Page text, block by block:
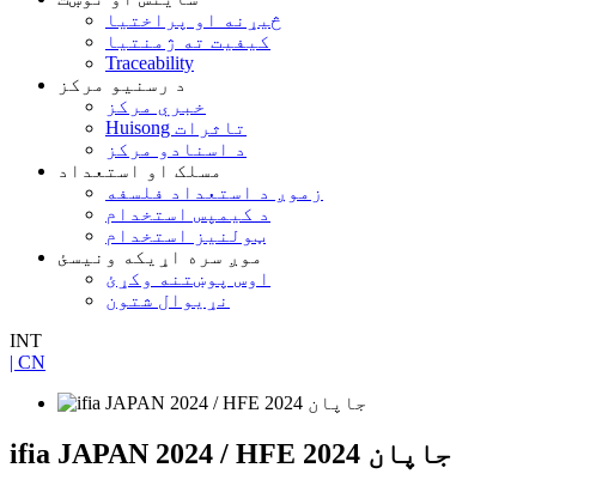
څیړنه او پراختیا
کیفیت ته ژمنتیا
Traceability
د رسنیو مرکز
خبري مرکز
Huisong تاثرات
د اسنادو مرکز
مسلک او استعداد
زموږ د استعداد فلسفه
د کیمپس استخدام
ټولنیز استخدام
موږ سره اړیکه ونیسئ
اوس پوښتنه وکړئ
نړیوال شتون
INT
| CN
ifia JAPAN 2024 / HFE جاپان 2024